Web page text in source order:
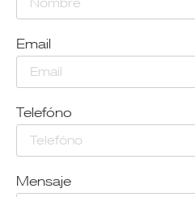
Email
Telefóno
Mensaje